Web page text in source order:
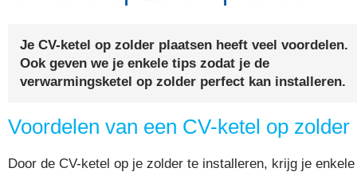
Je CV-ketel op zolder plaatsen heeft veel voordelen.
Ook geven we je enkele tips zodat je de
verwarmingsketel op zolder perfect kan installeren.
Voordelen van een CV-ketel op zolder
Door de CV-ketel op je zolder te installeren, krijg je enkele